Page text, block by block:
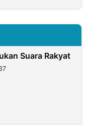
Suara Rakyat